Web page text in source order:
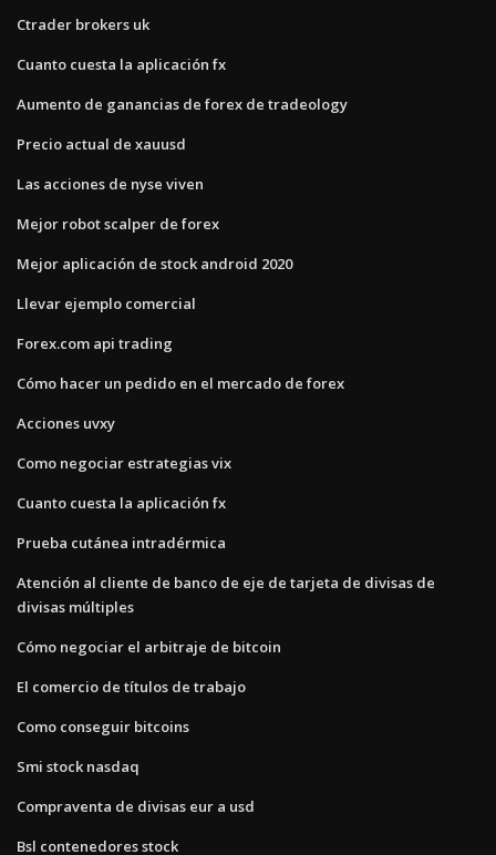
Ctrader brokers uk
Cuanto cuesta la aplicación fx
Aumento de ganancias de forex de tradeology
Precio actual de xauusd
Las acciones de nyse viven
Mejor robot scalper de forex
Mejor aplicación de stock android 2020
Llevar ejemplo comercial
Forex.com api trading
Cómo hacer un pedido en el mercado de forex
Acciones uvxy
Como negociar estrategias vix
Cuanto cuesta la aplicación fx
Prueba cutánea intradérmica
Atención al cliente de banco de eje de tarjeta de divisas de
divisas múltiples
Cómo negociar el arbitraje de bitcoin
El comercio de títulos de trabajo
Como conseguir bitcoins
Smi stock nasdaq
Compraventa de divisas eur a usd
Bsl contenedores stock